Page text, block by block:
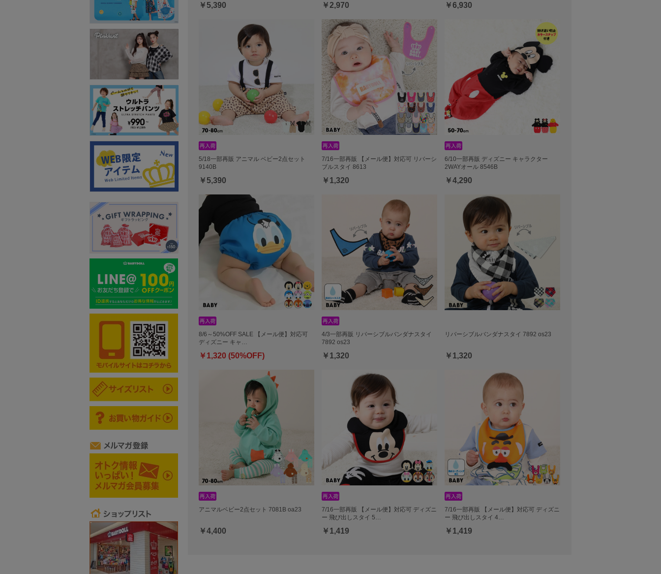
￥5,390 ￥2,970 ￥6,930
5/18一部再販 アニマル ベビー2点セット
9140B
￥5,390
7/16一部再販 【メール便】対応可 リバーシ
ブルスタイ 8613
￥1,320
6/10一部再販 ディズニー キャラクター
2WAYオール 8546B
￥4,290
8/6～50%OFF SALE 【メール便】対応可
ディズニー キャ…
￥1,320 (50%OFF)
4/3一部再販 リバーシブルバンダナスタイ
7892 os23
￥1,320
リバーシブルバンダナスタイ 7892 os23
￥1,320
アニマルベビー2点セット 7081B oa23
￥4,400
7/16一部再販 【メール便】対応可 ディズニ
ー 飛び出しスタイ 5…
￥1,419
7/16一部再販 【メール便】対応可 ディズニ
ー 飛び出しスタイ 4…
￥1,419